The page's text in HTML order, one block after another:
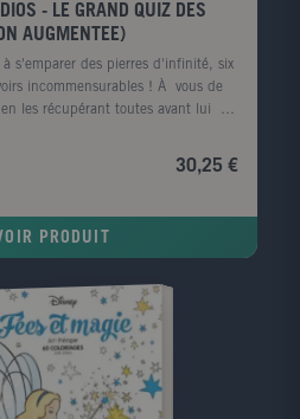
- LE GRAND QUIZ DES
AUGMENTEE)
à s'emparer des pierres d'infinité, six
incommensurables ! À vous de
en les récupérant toutes avant lui :
films du Marvel Cinematic Universe
sur les films Marvel, d'Iron
30,25 €
PRODUIT